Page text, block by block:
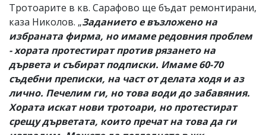
Тротоарите в кв. Сарафово ще бъдат ремонтирани,
каза Николов. „Заданието е възложено на
избраната фирма, но имаме редовния проблем
- хората протестират против рязането на
дървета и събират подписки. Имаме 60-70
съдебни преписки, на част от делата ходя и аз
лично. Печелим ги, но това води до забавяния.
Хората искат нови тротоари, но протестират
срещу дърветата, които пречат на това да ги